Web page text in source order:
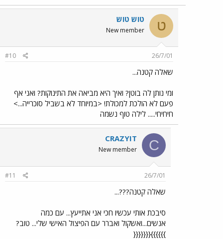
ט טוש טוש
New member
26/7/01
#10
שאלה קטנה...
ומי נותן לה בוטן? ואיך היא מביאה את התינוקות? ואני אף
פעם לא הולכת למכולת! <במיוחד לא בשביל סוכרייה...>
חיחיחי..... לילה טוף נשמה
C
CRAZYIT
New member
26/7/01
#11
שאלה קטנה???...
סיבכת אותי עכשיו חכי אני אתייעץ... עם כמה
אנשים...ואשקול ואברר עם הפיצול האישי שלי... טוב?
}}}}}}{{{{{{{